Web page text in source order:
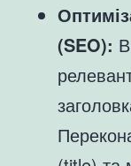
(SEO):